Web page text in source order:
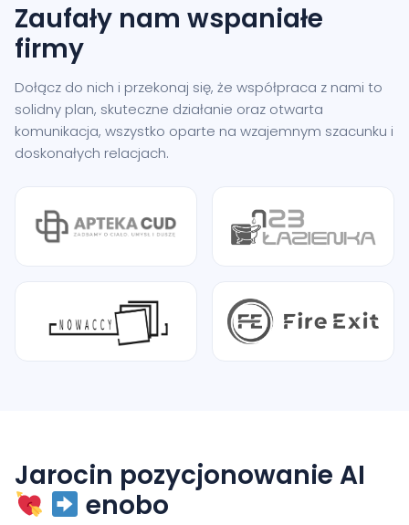
Zaufały nam wspaniałe
firmy
Dołącz do nich i przekonaj się, że współpraca z nami to
solidny plan, skuteczne działanie oraz otwarta
komunikacja, wszystko oparte na wzajemnym szacunku i
doskonałych relacjach.
Jarocin pozycjonowanie AI
enobo